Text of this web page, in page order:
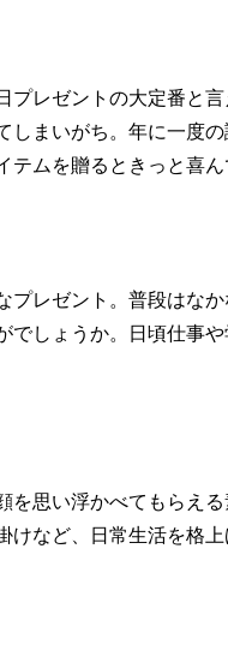
レゼントの大定番と
まいがち。年に一度
ムを贈るときっと喜ん
レゼント。普段はな
しょうか。日頃仕事
思い浮かべてもらえ
など、日常生活を格